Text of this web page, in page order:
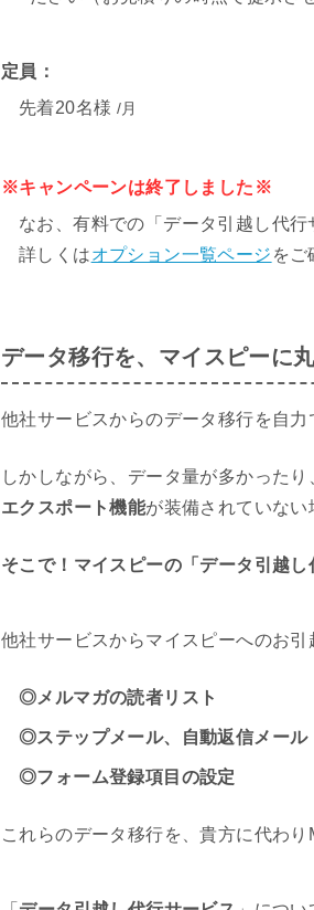
定員：
先着20名様 /月
※キャンペーンは終了しました※
なお、有料での「データ引越し代行
詳しくはオプション一覧ページ をご
データ移行を、マイスピーに
他社サービスからのデータ移行を自
しかしながら、データ量が多かった
エクスポート機能が装備されていな
そこで！マイスピーの「データ引越し
他社サービスからマイスピーへのお引
◎メルマガの読者リスト
◎ステップメール、自動返信メール
◎フォーム登録項目の設定
これらのデータ移行を、貴方に代わ